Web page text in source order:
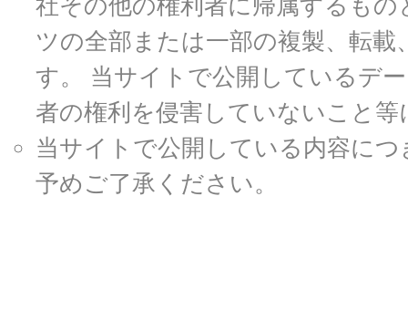
ツの全部または一部の複製、転
す。 当サイトで公開しているデ
者の権利を侵害していないこと
当サイトで公開している内容に
予めご了承ください。